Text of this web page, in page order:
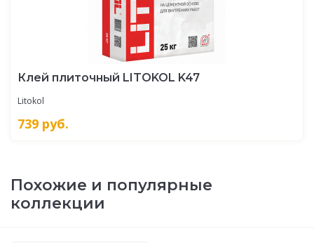
Клей плиточный LITOKOL K47
Litokol
739 руб.
Похожие и популярные
коллекции